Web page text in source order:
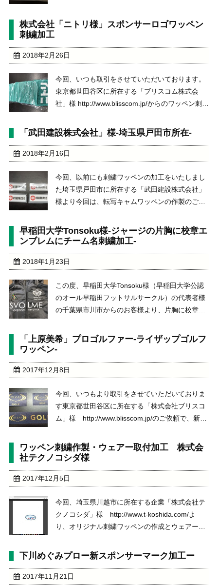
1.5cm 横8cmの小さなワッペンですが画像をい ...
株式会社「ニトリ様」スポンサーロゴワッペン
刺繍加工
2018年2月26日
今回、いつも取引をさせていただいております。
東京都世田谷区に所在する「ブリスコム株式会
社」様 http://www.blisscom.jp/からのワッペン刺繍
咲希プロ用 https://www.lpga.or.jp/members/in ...
「武田建設株式会社」様-埼玉県戸田市所在-
2018年2月16日
今回、以前にも刺繍ワッペンの加工をいたしまし
た埼玉県戸田市に所在する「武田建設株式会社」
様より今回は、転写キャムワッペンの作製のご依
http://takedakensetsu.net/下記、前回の弊社での
ワッペン作製をしたページになります。h ...
早稲田大学Tonsoku様-ジャージの片胸に校章エ
ンブレムにチーム名刺繍加工-
2018年1月23日
この度、早稲田大学Tonsoku様（早稲田大学公認
のオール早稲田フットサルサークル）の代表者様
の千葉県市川市からのお客様より、片胸に校章エ
加工、背中の裾にﾁｰﾑ名を圧着ラバー加工のご依頼
「上原美希」プロゴルファー-ライザップゴルフ
ワッペン-
2017年12月8日
今回、いつもより取引をさせていただいておりま
す東京都世田谷区に所在する「株式会社ブリスコ
ム」様 http://www.blisscom.jp/のご依頼で、新し
プゴルフ」https://www.rizap-golf.jp/のロゴマーク
の昇 ...
ワッペン刺繍作製・ウェアー取付加工 株式会
社テクノコシダ様
2017年12月5日
今回、埼玉県川越市に所在する企業「株式会社テ
クノコシダ」様 http://www.t-koshida.com/よ
り、オリジナル刺繍ワッペンの作成とウェアーへ
込のウェアーに左袖部分にワッペンを取付加工ワ
下川めぐみプロー新スポンサーマーク加工ー
2017年11月21日